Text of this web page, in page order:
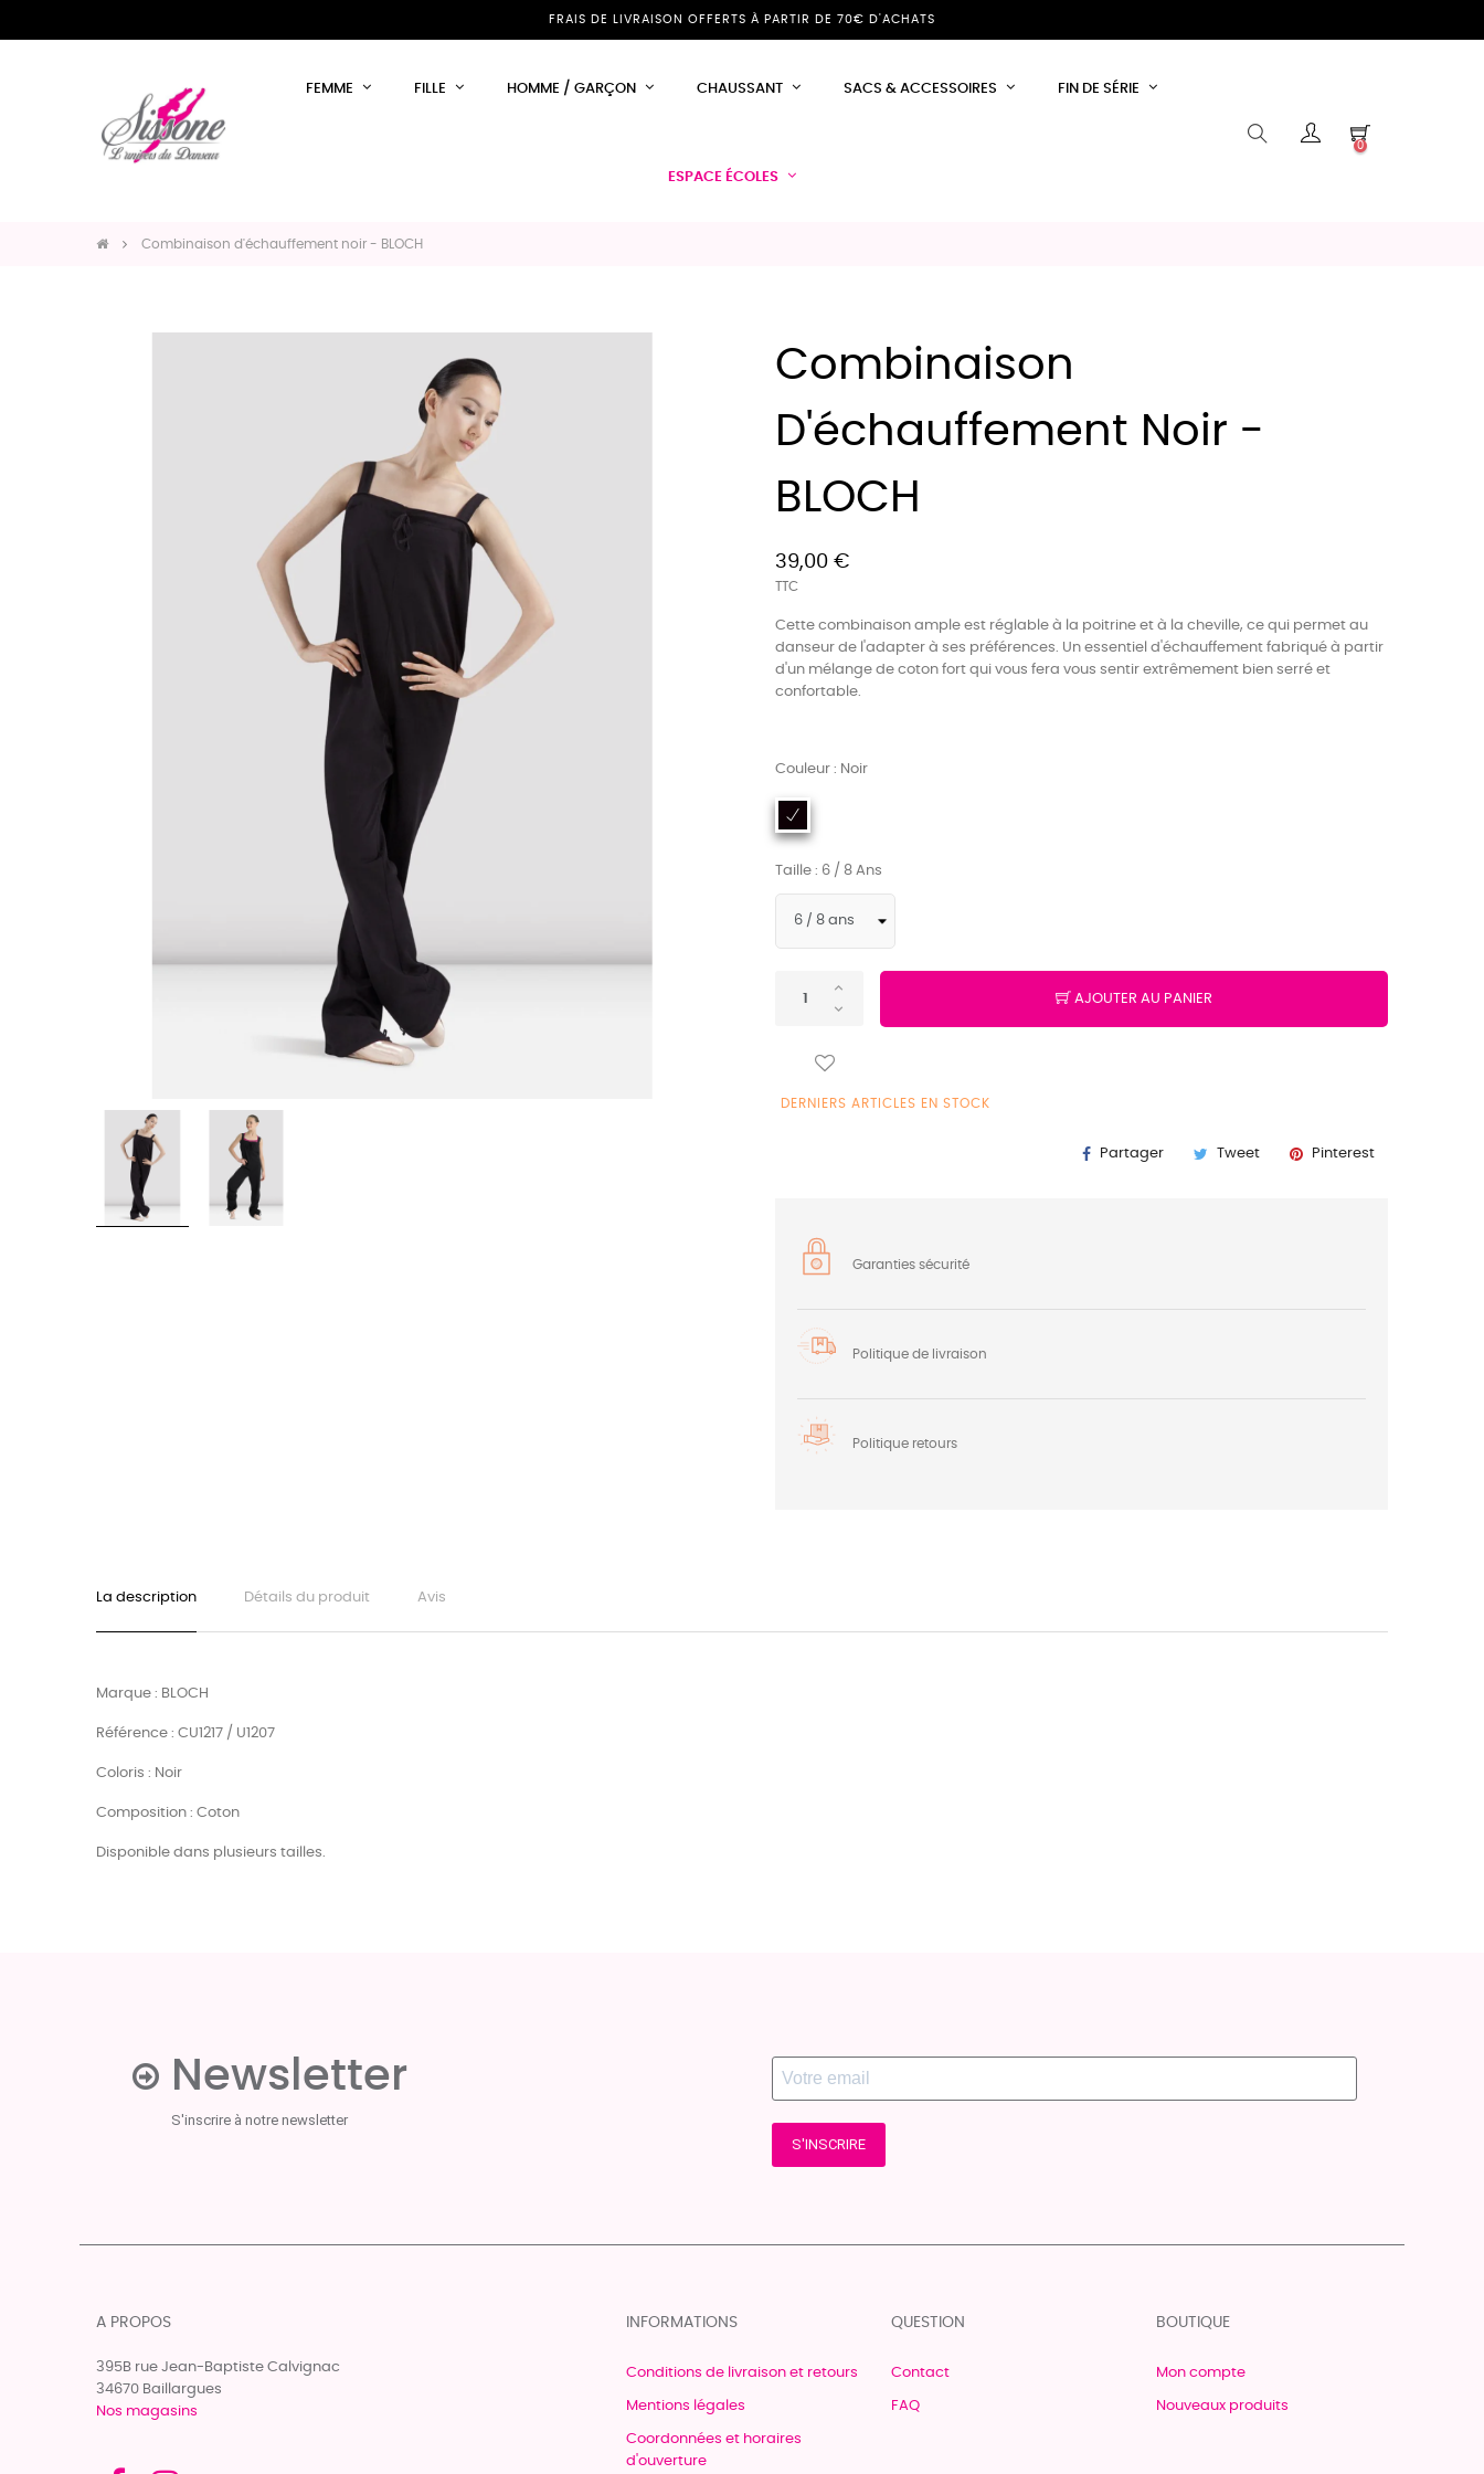
FRAIS DE LIVRAISON OFFERTS À PARTIR DE 70€ D'ACHATS
FEMME FILLE HOMME / GARÇON CHAUSSANT SACS & ACCESSOIRES FIN DE SÉRIE
ESPACE ÉCOLES
0
Combinaison d'échauffement noir - BLOCH
Combinaison
D'échauffement Noir -
BLOCH
39,00 €
TTC
Cette combinaison ample est réglable à la poitrine et à la cheville, ce qui permet au
danseur de l'adapter à ses préférences. Un essentiel d'échauffement fabriqué à partir
d'un mélange de coton fort qui vous fera vous sentir extrêmement bien serré et
confortable.
Couleur : Noir
Taille : 6 / 8 Ans
AJOUTER AU PANIER
DERNIERS ARTICLES EN STOCK
Partager Tweet Pinterest
Garanties sécurité
Politique de livraison
Politique retours
La description Détails du produit Avis
Marque : BLOCH
Référence : CU1217 / U1207
Coloris : Noir
Composition : Coton
Disponible dans plusieurs tailles.
Newsletter
S'inscrire à notre newsletter
S'INSCRIRE
A PROPOS
395B rue Jean-Baptiste Calvignac
34670 Baillargues
Nos magasins
INFORMATIONS
Conditions de livraison et retours
Mentions légales
Coordonnées et horaires
d'ouverture
QUESTION
Contact
FAQ
BOUTIQUE
Mon compte
Nouveaux produits